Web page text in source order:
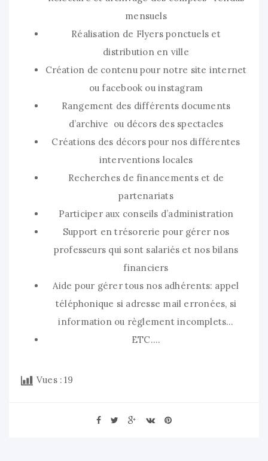
mensuels
Réalisation de Flyers ponctuels et
distribution en ville
Création de contenu pour notre site internet
ou facebook ou instagram
Rangement des différents documents
d’archive ou décors des spectacles
Créations des décors pour nos différentes
interventions locales
Recherches de financements et de
partenariats
Participer aux conseils d’administration
Support en trésorerie pour gérer nos
professeurs qui sont salariés et nos bilans
financiers
Aide pour gérer tous nos adhérents: appel
téléphonique si adresse mail erronées, si
information ou règlement incomplets…
ETC….
Vues : 19